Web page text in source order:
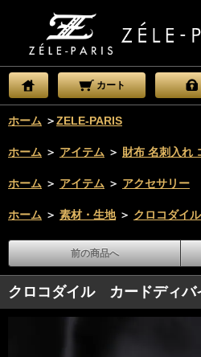
カート
ホーム ＞ZELE-PARIS
ホーム ＞ アイテム ＞ 財布 名刺入れ
ホーム ＞ アイテム ＞ アクセサリー
ホーム ＞ 素材・生地 ＞ クロコダイル
前の商品へ
クロコダイル カードディバ